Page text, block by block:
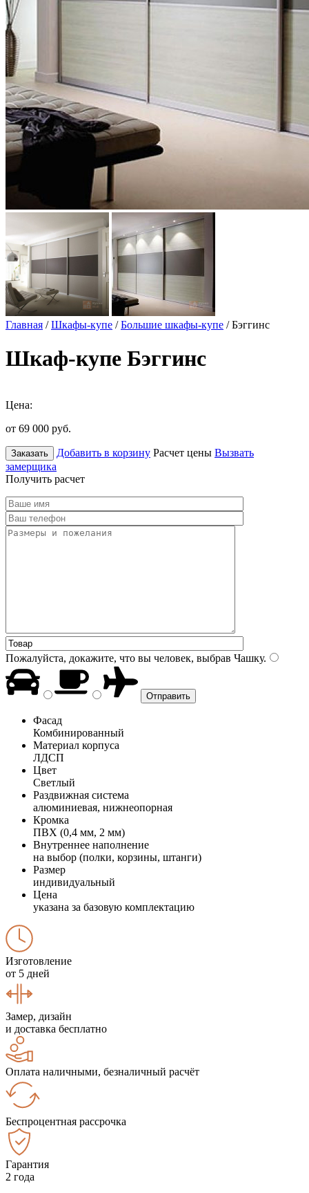
Главная /Шкафы-купе /Большие шкафы-купе / Бэггинс
Шкаф-купе Бэггинс
Цена:
от 69 000 руб.
Заказать Добавить в корзину Расчет цены Вызвать
замерщика
Получить расчет
Пожалуйста, докажите, что вы человек, выбрав Чашку.
Фасад
Комбинированный
Материал корпуса
ЛДСП
Цвет
Светлый
Раздвижная система
алюминиевая, нижнеопорная
Кромка
ПВХ (0,4 мм, 2 мм)
Внутреннее наполнение
на выбор (полки, корзины, штанги)
Размер
индивидуальный
Цена
указана за базовую комплектацию
Изготовление
от 5 дней
Замер, дизайн
и доставка бесплатно
Оплата наличными, безналичный расчёт
Беспроцентная рассрочка
Гарантия
2 года